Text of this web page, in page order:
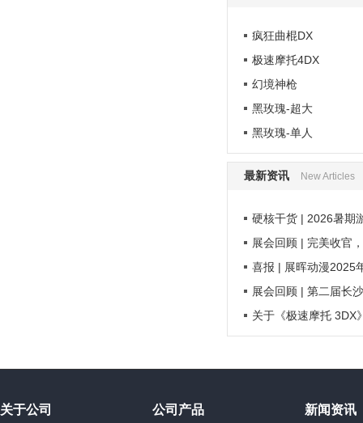
疯狂曲棍DX
极速摩托4DX
幻境神枪
黑玫瑰-超大
黑玫瑰-单人
最新资讯 New Articles
硬核干货 | 2026暑期
展会回顾 | 完美收官
喜报 | 展晖动漫2025
展会回顾 | 第二届长
关于《极速摩托 3DX
关于公司 公司产品 新闻资讯